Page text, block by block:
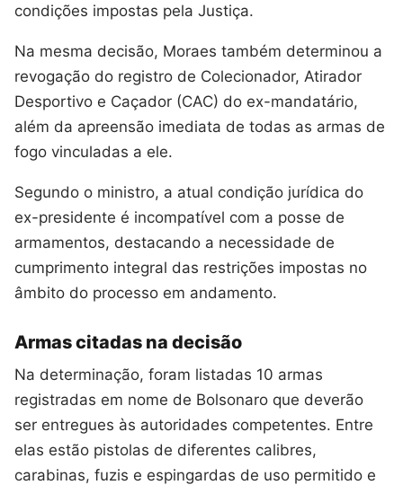
condições impostas pela Justiça.
Na mesma decisão, Moraes também determinou a
revogação do registro de Colecionador, Atirador
Desportivo e Caçador (CAC) do ex-mandatário,
além da apreensão imediata de todas as armas de
fogo vinculadas a ele.
Segundo o ministro, a atual condição jurídica do
ex-presidente é incompatível com a posse de
armamentos, destacando a necessidade de
cumprimento integral das restrições impostas no
âmbito do processo em andamento.
Armas citadas na decisão
Na determinação, foram listadas 10 armas
registradas em nome de Bolsonaro que deverão
ser entregues às autoridades competentes. Entre
elas estão pistolas de diferentes calibres,
carabinas, fuzis e espingardas de uso permitido e